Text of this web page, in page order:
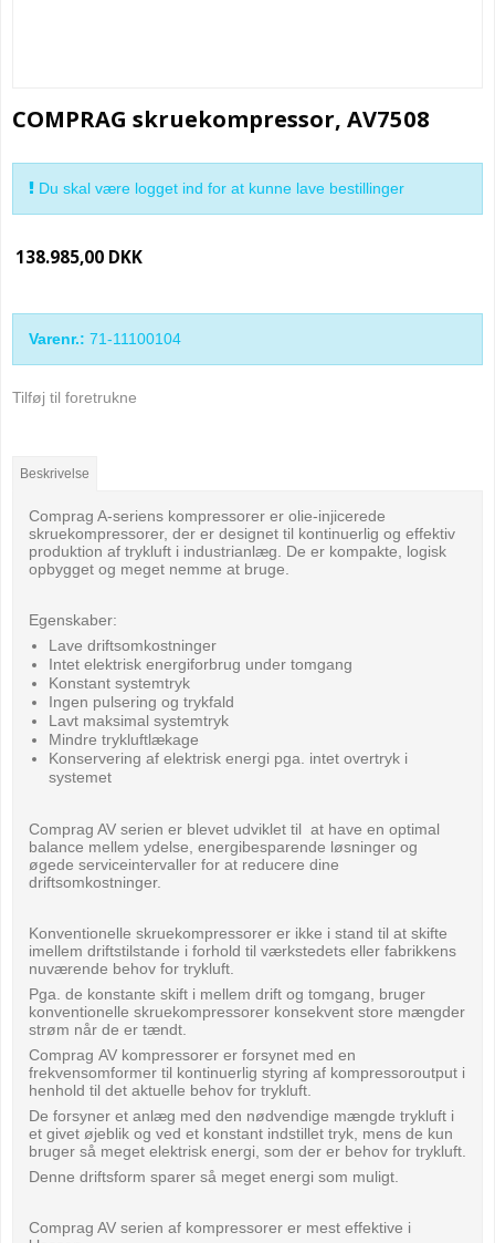
COMPRAG skruekompressor, AV7508
Du skal være logget ind for at kunne lave bestillinger
138.985,00 DKK
Varenr.: 71-11100104
Tilføj til foretrukne
Beskrivelse
Comprag A-seriens kompressorer er olie-injicerede
skruekompressorer, der er designet til kontinuerlig og effektiv
produktion af trykluft i industrianlæg. De er kompakte, logisk
opbygget og meget nemme at bruge.
Egenskaber:
Lave driftsomkostninger
Intet elektrisk energiforbrug under tomgang
Konstant systemtryk
Ingen pulsering og trykfald
Lavt maksimal systemtryk
Mindre trykluftlækage
Konservering af elektrisk energi pga. intet overtryk i
systemet
Comprag AV serien er blevet udviklet til at have en optimal
balance mellem ydelse, energibesparende løsninger og
øgede serviceintervaller for at reducere dine
driftsomkostninger.
Konventionelle skruekompressorer er ikke i stand til at skifte
imellem driftstilstande i forhold til værkstedets eller fabrikkens
nuværende behov for trykluft.
Pga. de konstante skift i mellem drift og tomgang, bruger
konventionelle skruekompressorer konsekvent store mængder
strøm når de er tændt.
Comprag AV kompressorer er forsynet med en
frekvensomformer til kontinuerlig styring af kompressoroutput i
henhold til det aktuelle behov for trykluft.
De forsyner et anlæg med den nødvendige mængde trykluft i
et givet øjeblik og ved et konstant indstillet tryk, mens de kun
bruger så meget elektrisk energi, som der er behov for trykluft.
Denne driftsform sparer så meget energi som muligt.
Comprag AV serien af kompressorer er mest effektive i